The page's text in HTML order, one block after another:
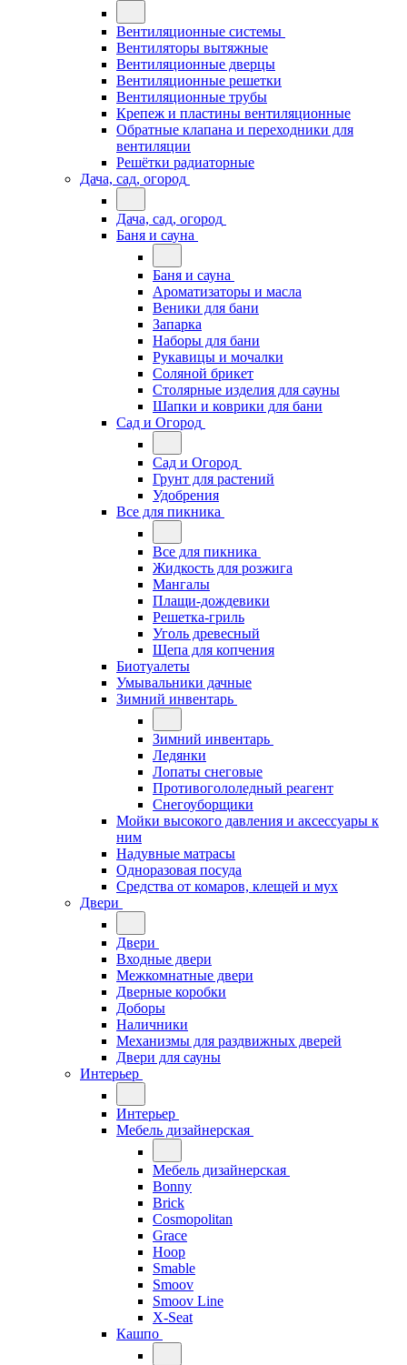
Вентиляционные системы
Вентиляторы вытяжные
Вентиляционные дверцы
Вентиляционные решетки
Вентиляционные трубы
Крепеж и пластины вентиляционные
Обратные клапана и переходники для
вентиляции
Решётки радиаторные
Дача, сад, огород
Дача, сад, огород
Баня и сауна
Баня и сауна
Ароматизаторы и масла
Веники для бани
Запарка
Наборы для бани
Рукавицы и мочалки
Соляной брикет
Столярные изделия для сауны
Шапки и коврики для бани
Сад и Огород
Сад и Огород
Грунт для растений
Удобрения
Все для пикника
Все для пикника
Жидкость для розжига
Мангалы
Плащи-дождевики
Решетка-гриль
Уголь древесный
Щепа для копчения
Биотуалеты
Умывальники дачные
Зимний инвентарь
Зимний инвентарь
Ледянки
Лопаты снеговые
Противогололедный реагент
Снегоуборщики
Мойки высокого давления и аксессуары к
ним
Надувные матрасы
Одноразовая посуда
Средства от комаров, клещей и мух
Двери
Двери
Входные двери
Межкомнатные двери
Дверные коробки
Доборы
Наличники
Механизмы для раздвижных дверей
Двери для сауны
Интерьер
Интерьер
Мебель дизайнерская
Мебель дизайнерская
Bonny
Brick
Cosmopolitan
Grace
Hoop
Smable
Smoov
Smoov Line
X-Seat
Кашпо